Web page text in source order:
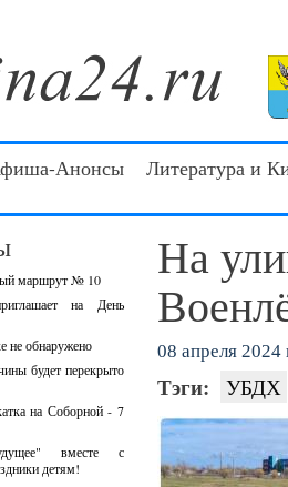
Анонсы
Литература и
маршрут № 10
на День
не обнаружено
будет перекрыто
на Соборной - 7
вместе с
детям!
На
08 апреля 2024
Тэги: УБДХ